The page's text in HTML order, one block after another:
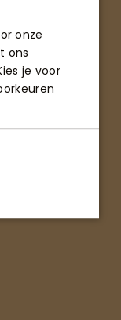
onze
ons
je voor